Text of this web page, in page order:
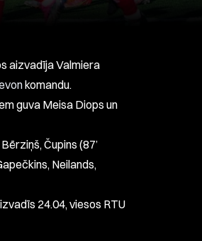
aizvadīja Valmiera
komandu.
guva Meisa Diops un
Čupins (87’
Neilands,
24.04, viesos RTU